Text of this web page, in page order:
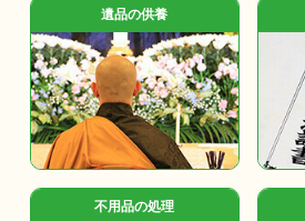
遺品の供養
不用品の処理